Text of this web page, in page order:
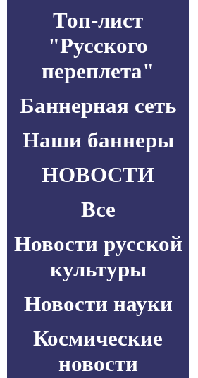
Топ-лист
"Русского
переплета"
Баннерная сеть
Наши баннеры
НОВОСТИ
Все
Новости русской
культуры
Новости науки
Космические
новости